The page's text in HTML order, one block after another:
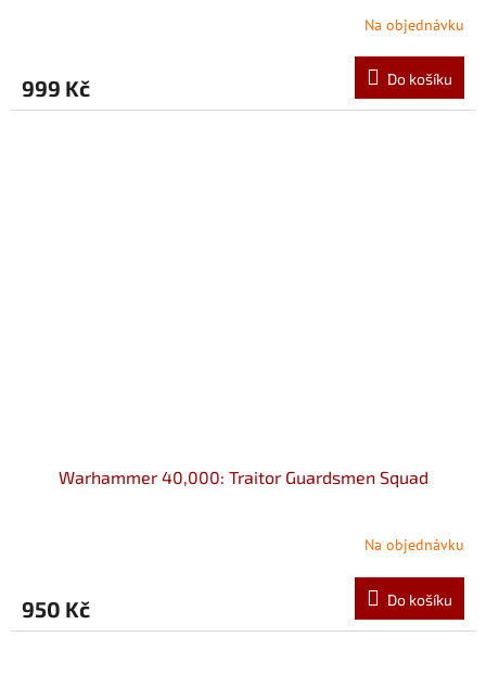
Na objednávku
999 Kč Do košíku
Warhammer 40,000: Traitor Guardsmen Squad
Na objednávku
950 Kč Do košíku